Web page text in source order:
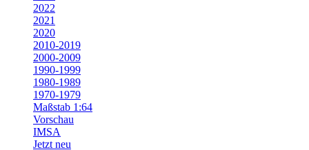
2022
2021
2020
2010-2019
2000-2009
1990-1999
1980-1989
1970-1979
Maßstab 1:64
Vorschau
IMSA
Jetzt neu